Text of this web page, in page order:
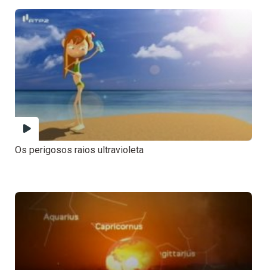
Os perigosos raios ultravioleta